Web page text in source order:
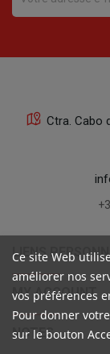
Ctra. Cabo
LIENS
MY ACCOUNT
NOTES
Ce site Web
améliorer nos
vos préférences
Pour donner
sur le bouton